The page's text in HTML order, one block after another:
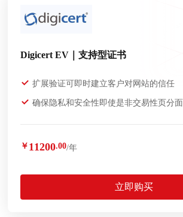
Digicert EV｜支持型证书
扩展验证可即时建立客户对网站的信任
确保隐私和安全性即使是非交易性页分面
￥ 11200.00/年
立即购买